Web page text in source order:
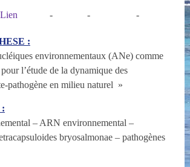
Lien - - -
:
environnementaux (ANe) comme
l’étude de la dynamique des
pathogène en milieu naturel »
:
– ARN environnemental –
bryosalmonae – pathogènes